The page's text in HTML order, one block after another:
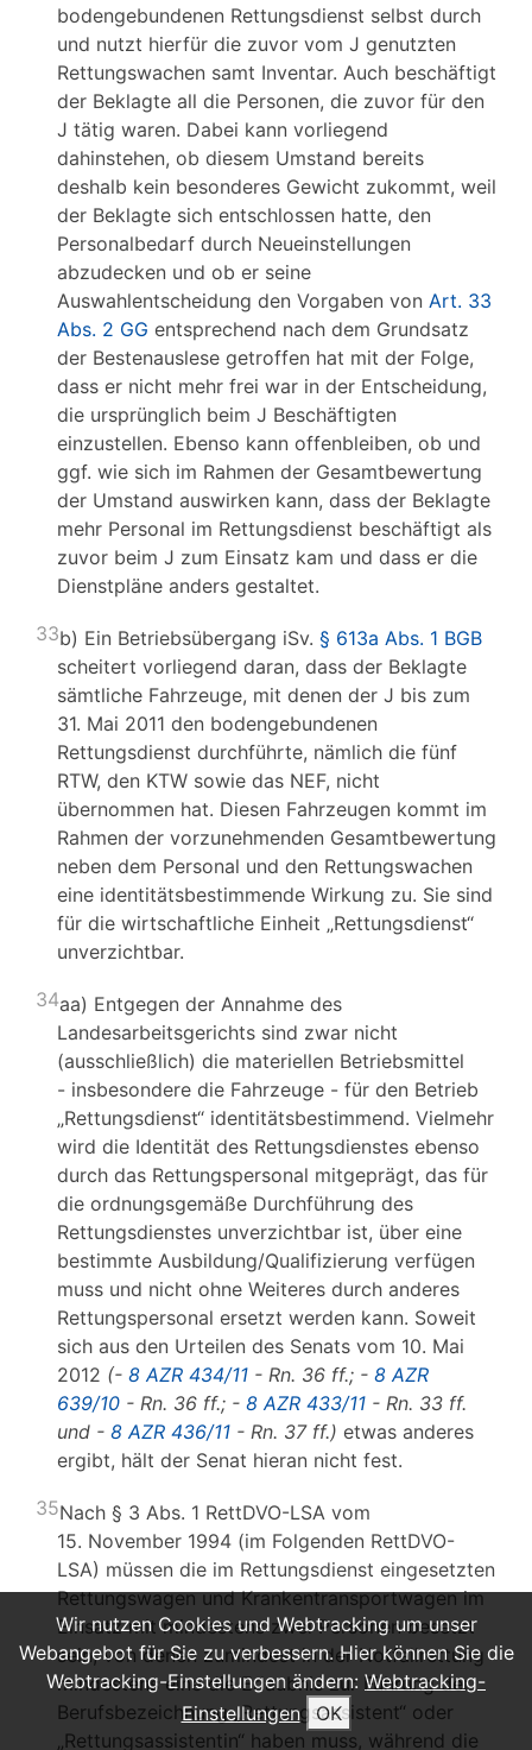
bodengebundenen Rettungsdienst selbst durch
und nutzt hierfür die zuvor vom J genutzten
Rettungswachen samt Inventar. Auch beschäftigt
der Beklagte all die Personen, die zuvor für den
J tätig waren. Dabei kann vorliegend
dahinstehen, ob diesem Umstand bereits
deshalb kein besonderes Gewicht zukommt, weil
der Beklagte sich entschlossen hatte, den
Personalbedarf durch Neueinstellungen
abzudecken und ob er seine
Auswahlentscheidung den Vorgaben von Art. 33
Abs. 2 GG entsprechend nach dem Grundsatz
der Bestenauslese getroffen hat mit der Folge,
dass er nicht mehr frei war in der Entscheidung,
die ursprünglich beim J Beschäftigten
einzustellen. Ebenso kann offenbleiben, ob und
ggf. wie sich im Rahmen der Gesamtbewertung
der Umstand auswirken kann, dass der Beklagte
mehr Personal im Rettungsdienst beschäftigt als
zuvor beim J zum Einsatz kam und dass er die
Dienstpläne anders gestaltet.
33b) Ein Betriebsübergang iSv. § 613a Abs. 1 BGB
scheitert vorliegend daran, dass der Beklagte
sämtliche Fahrzeuge, mit denen der J bis zum
31. Mai 2011 den bodengebundenen
Rettungsdienst durchführte, nämlich die fünf
RTW, den KTW sowie das NEF, nicht
übernommen hat. Diesen Fahrzeugen kommt im
Rahmen der vorzunehmenden Gesamtbewertung
neben dem Personal und den Rettungswachen
eine identitätsbestimmende Wirkung zu. Sie sind
für die wirtschaftliche Einheit „Rettungsdienst“
unverzichtbar.
34aa) Entgegen der Annahme des
Landesarbeitsgerichts sind zwar nicht
(ausschließlich) die materiellen Betriebsmittel
- insbesondere die Fahrzeuge - für den Betrieb
„Rettungsdienst“ identitätsbestimmend. Vielmehr
wird die Identität des Rettungsdienstes ebenso
durch das Rettungspersonal mitgeprägt, das für
die ordnungsgemäße Durchführung des
Rettungsdienstes unverzichtbar ist, über eine
bestimmte Ausbildung/Qualifizierung verfügen
muss und nicht ohne Weiteres durch anderes
Rettungspersonal ersetzt werden kann. Soweit
sich aus den Urteilen des Senats vom 10. Mai
2012 (- 8 AZR 434/11 - Rn. 36 ff.; - 8 AZR
639/10 - Rn. 36 ff.; - 8 AZR 433/11 - Rn. 33 ff.
und - 8 AZR 436/11 - Rn. 37 ff.) etwas anderes
ergibt, hält der Senat hieran nicht fest.
35Nach § 3 Abs. 1 RettDVO-LSA vom
15. November 1994 (im Folgenden RettDVO-
LSA) müssen die im Rettungsdienst eingesetzten
Rettungswagen und Krankentransportwagen im
Einsatz mit mindestens zwei Personen besetzt
sein, von denen zumindest in der Notfallrettung
mindestens eine die Erlaubnis zur Führung der
Berufsbezeichnung „Rettungsassistent“ oder
„Rettungsassistentin“ haben muss, während die
Wir nutzen Cookies und Webtracking um unser
Webangebot für Sie zu verbessern. Hier können Sie die
Webtracking-Einstellungen ändern: Webtracking-
Einstellungen
OK